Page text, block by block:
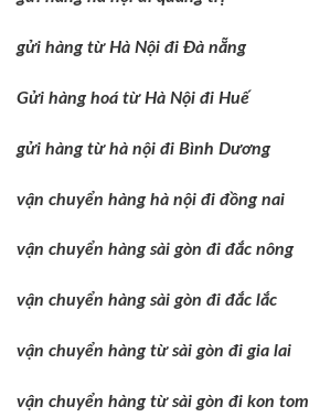
gửi hàng từ Hà Nội đi Đà nẵng
Gửi hàng hoá từ Hà Nội đi Huế
gửi hàng từ hà nội đi Bình Dương
vận chuyển hàng hà nội đi đồng nai
vận chuyển hàng sài gòn đi đắc nông
vận chuyển hàng sài gòn đi đắc lắc
vận chuyển hàng từ sài gòn đi gia lai
vận chuyển hàng từ sài gòn đi kon tom